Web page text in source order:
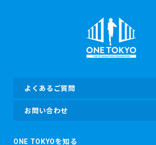
よくあるご質問
お問い合わせ
ONE TOKYOを知る